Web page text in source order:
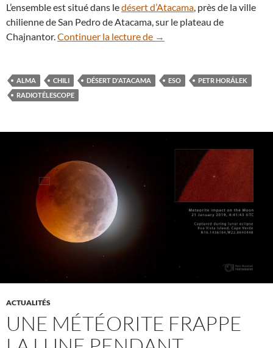
L’ensemble est situé dans ledésert d’Atacama, près de la ville
chilienne de San Pedro de Atacama, sur le plateau de
Chajnantor.Continuer la lecture de ALMA : portrait d’un
→
ALMA CHILI DÉSERT D'ATACAMA ESO
PETR HORÁLEK
RADIOTÉLESCOPE
ACTUALITÉS
UNE MÉTÉORITE FRAPPE